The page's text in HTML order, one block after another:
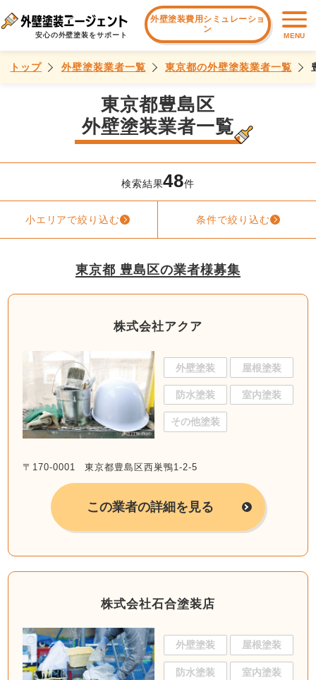
安心の外壁塗装をサポート
外壁塗装費用シミュレーショ
ン
MENU
トップ 外壁塗装業者一覧 東京都の外壁塗装業者一覧
東京都豊島区
外壁塗装業者一覧
検索結果48件
小エリアで絞り込む 条件で絞り込む
東京都 豊島区の業者様募集
株式会社アクア
外壁塗装 屋根塗装
防水塗装 室内塗装
その他塗装
〒170-0001 東京都豊島区西巣鴨1-2-5
この業者の詳細を見る
株式会社石合塗装店
外壁塗装 屋根塗装
防水塗装 室内塗装